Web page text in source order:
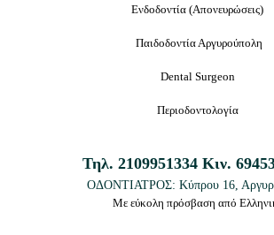
Ενδοδοντία (Απονευρώσεις)
Παιδοδοντία Αργυρούπολη
Dental Surgeon
Περιοδοντολογία
Τηλ. 2109951334 Κιν.
ΟΔΟΝΤΙΑΤΡΟΣ: Κύπρου 16,
Με εύκολη πρόσβαση από